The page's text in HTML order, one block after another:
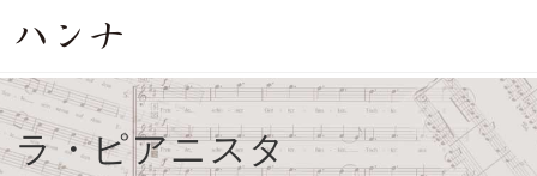
ラ・ピアニスタ